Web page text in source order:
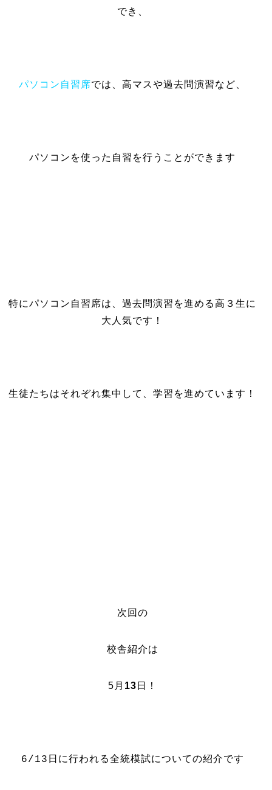
でき、
パソコン自習席では、高マスや過去問演習など、
パソコンを使った自習を行うことができます
特にパソコン自習席は、過去問演習を進める高３生に
大人気です！
生徒たちはそれぞれ集中して、学習を進めています！
次回の
校舎紹介は
5月 13 日！
6/13 日に行われる全統模試についての紹介です